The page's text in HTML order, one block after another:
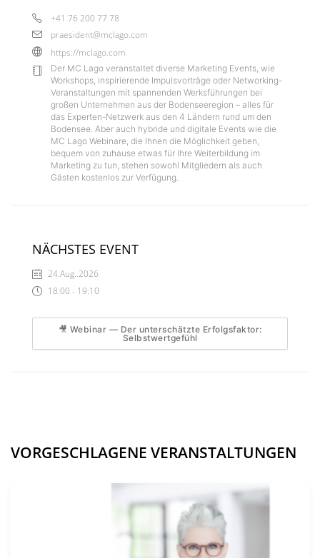
+41 76 200 77 78
praesident@mclago.com
https://mclago.com
Der MC Lago veranstaltet diverse Marketing Events, wie
Workshops, inspirierende Impulsvorträge oder Networking-
Veranstaltungen mit spannenden Werksführungen bei
großen Unternehmen aus der Bodenseeregion – alles für
das Experten-Netzwerk aus den 4 Ländern rund um den
Bodensee. Aber auch hybride und digitale Events wie die
MC Lago Webinare, die Ihnen die Möglichkeit geben,
bequem von zuhause etwas für Ihre Weiterbildung im
Marketing zu tun, stehen sowohl Mitgliedern als auch
Gästen kostenlos zur Verfügung.
NÄCHSTES EVENT
🎥 Webinar — Der unterschätzte Erfolgsfaktor:
Selbstwertgefühl
24.Aug..2026
18:00 - 19:10
VORGESCHLAGENE VERANSTALTUNGEN